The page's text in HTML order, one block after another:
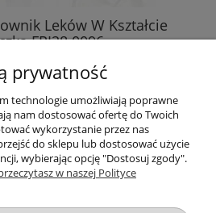
Leków W Kształcie
FRI28 0096
39,99 zł
KOSZYKA
prywatność
technologie umożliwiają poprawne
nam dostosować ofertę do Twoich
wykorzystanie przez nas
do sklepu lub dostosować użycie
wybierając opcję "Dostosuj zgody".
w naszej Polityce